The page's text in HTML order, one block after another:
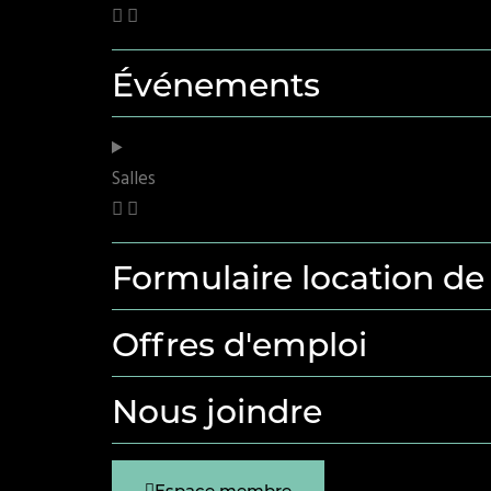
Événements
Salles
Formulaire location de
Offres d'emploi
Nous joindre